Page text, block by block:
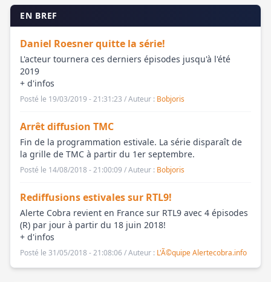
EN BREF
Daniel Roesner quitte la série!
L'acteur tournera ces derniers épisodes jusqu'à l'été
2019
+ d'infos
Posté le 19/03/2019 - 21:31:23 / Auteur : Bobjoris
Arrêt diffusion TMC
Fin de la programmation estivale. La série disparaît de
la grille de TMC à partir du 1er septembre.
Posté le 14/08/2018 - 21:00:09 / Auteur : Bobjoris
Rediffusions estivales sur RTL9!
Alerte Cobra revient en France sur RTL9 avec 4 épisodes
(R) par jour à partir du 18 juin 2018!
+ d'infos
Posté le 31/05/2018 - 21:08:06 / Auteur : L'Ã©quipe Alertecobra.info